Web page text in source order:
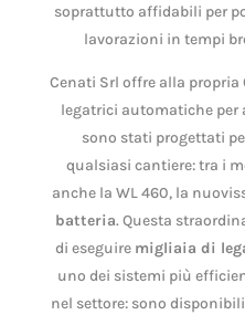
soprattutto affidabili per
lavorazioni in tempi
Cenati Srl offre alla
legatrici automatiche
sono stati progettati
qualsiasi cantiere: tra i
anche la WL 460, la
batteria. Questa
di eseguire migliaia di
uno dei sistemi più
nel settore: sono